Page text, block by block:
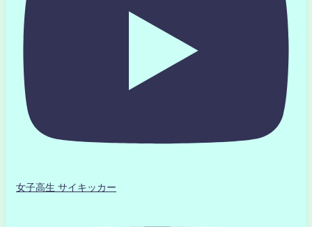
女子高生 サイキッカー